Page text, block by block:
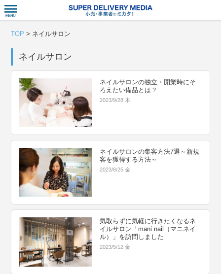
TOP > ネイルサロン
ネイルサロン
ネイルサロンの独立・開業時にそ
ろえたい備品とは？
2023/9/28 木
ネイルサロンの集客方法7選～新規
客を獲得する方法～
2023/8/25 金
気取らずに気軽に行きたくなるネ
イルサロン「mani nail（マニネイ
ル）」を訪問しました
2023/5/12 金